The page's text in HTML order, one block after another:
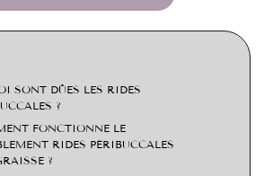
SONT DÛES LES RIDES
?
FONCTIONNE LE
RIDES PÉRIBUCCALES
?